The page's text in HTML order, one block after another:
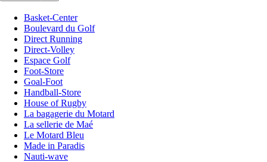
Basket-Center
Boulevard du Golf
Direct Running
Direct-Volley
Espace Golf
Foot-Store
Goal-Foot
Handball-Store
House of Rugby
La bagagerie du Motard
La sellerie de Maé
Le Motard Bleu
Made in Paradis
Nauti-wave